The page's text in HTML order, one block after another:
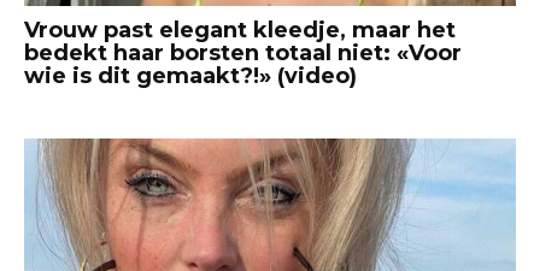
Vrouw past elegant kleedje, maar het
bedekt haar borsten totaal niet: «Voor
wie is dit gemaakt?!» (video)